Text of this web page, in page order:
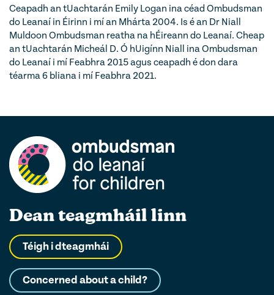
Ceapadh an tUachtarán Emily Logan ina céad Ombudsman
do Leanaí in Éirinn i mí an Mhárta 2004. Is é an Dr Niall
Muldoon Ombudsman reatha na hÉireann do Leanaí. Cheap
an tUachtarán Micheál D. Ó hUigínn Niall ina Ombudsman
do Leanaí i mí Feabhra 2015 agus ceapadh é don dara
téarma 6 bliana i mí Feabhra 2021.
Dean teagmháil linn
Téigh i dteagmhái
Concerned about a child?